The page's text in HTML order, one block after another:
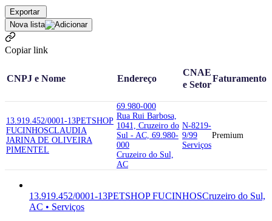
Exportar
Nova lista
Copiar link
CNPJ e Nome Endereço
CNAE
e Setor
Faturamento
13.919.452/0001-13PETSHOP
FUCINHOSCLAUDIA
JARINA DE OLIVEIRA
PIMENTEL
69.980-000
Rua Rui Barbosa,
1041, Cruzeiro do
Sul - AC, 69.980-
000
Cruzeiro do Sul,
AC
N-8219-
9/99
Serviços
Premium
13.919.452/0001-13PETSHOP FUCINHOSCruzeiro do Sul,
AC • Serviços